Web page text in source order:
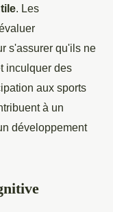
. Les
s'assurer qu'ils ne
inculquer des
aux sports
à un
développement